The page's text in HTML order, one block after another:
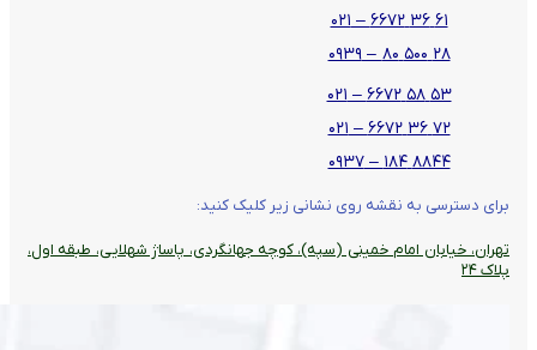
۶۱ ۳۶ ۶۶۷۲ – ۰۲۱
۲۸ ۵۰۰ ۸۰ – ۰۹۳۹
۵۳ ۵۸ ۶۶۷۲ – ۰۲۱
۷۲ ۳۶ ۶۶۷۲ – ۰۲۱
۸۸۴۴ ۱۸۴ – ۰۹۳۷
برای دسترسی به نقشه روی نشانی زیر کلیک کنید:
تهران، خیابان امام خمینی (سپه)، کوچه جهانگردی،‌ پاساژ شهلایی، طبقه اول،
پلاک ۲۴